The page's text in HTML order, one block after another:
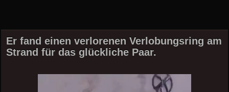
Er fand einen verlorenen Verlobungsring am
Strand für das glückliche Paar.